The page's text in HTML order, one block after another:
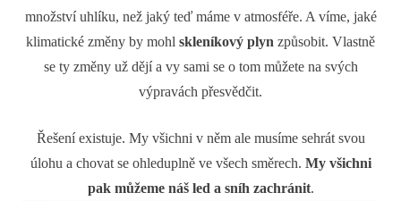
množství uhlíku, než jaký teď máme v atmosféře. A víme, jaké
klimatické změny by mohl skleníkový plyn způsobit. Vlastně
se ty změny už dějí a vy sami se o tom můžete na svých
výpravách přesvědčit.
Řešení existuje. My všichni v něm ale musíme sehrát svou
úlohu a chovat se ohleduplně ve všech směrech. My všichni
pak můžeme náš led a sníh zachránit.